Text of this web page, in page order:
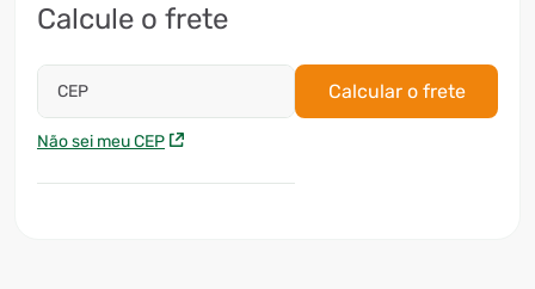
Calcule o frete
CEP
Não sei meu CEP
Calcular o frete